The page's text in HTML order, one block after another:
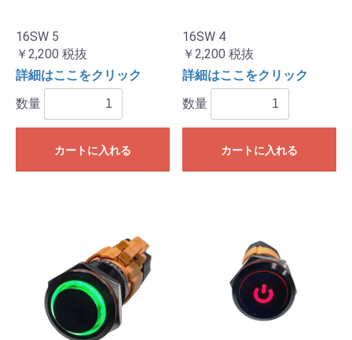
16SW 5
￥2,200 税抜
詳細はここをクリック
数量
カートに入れる
16SW 4
￥2,200 税抜
詳細はここをクリック
数量
カートに入れる